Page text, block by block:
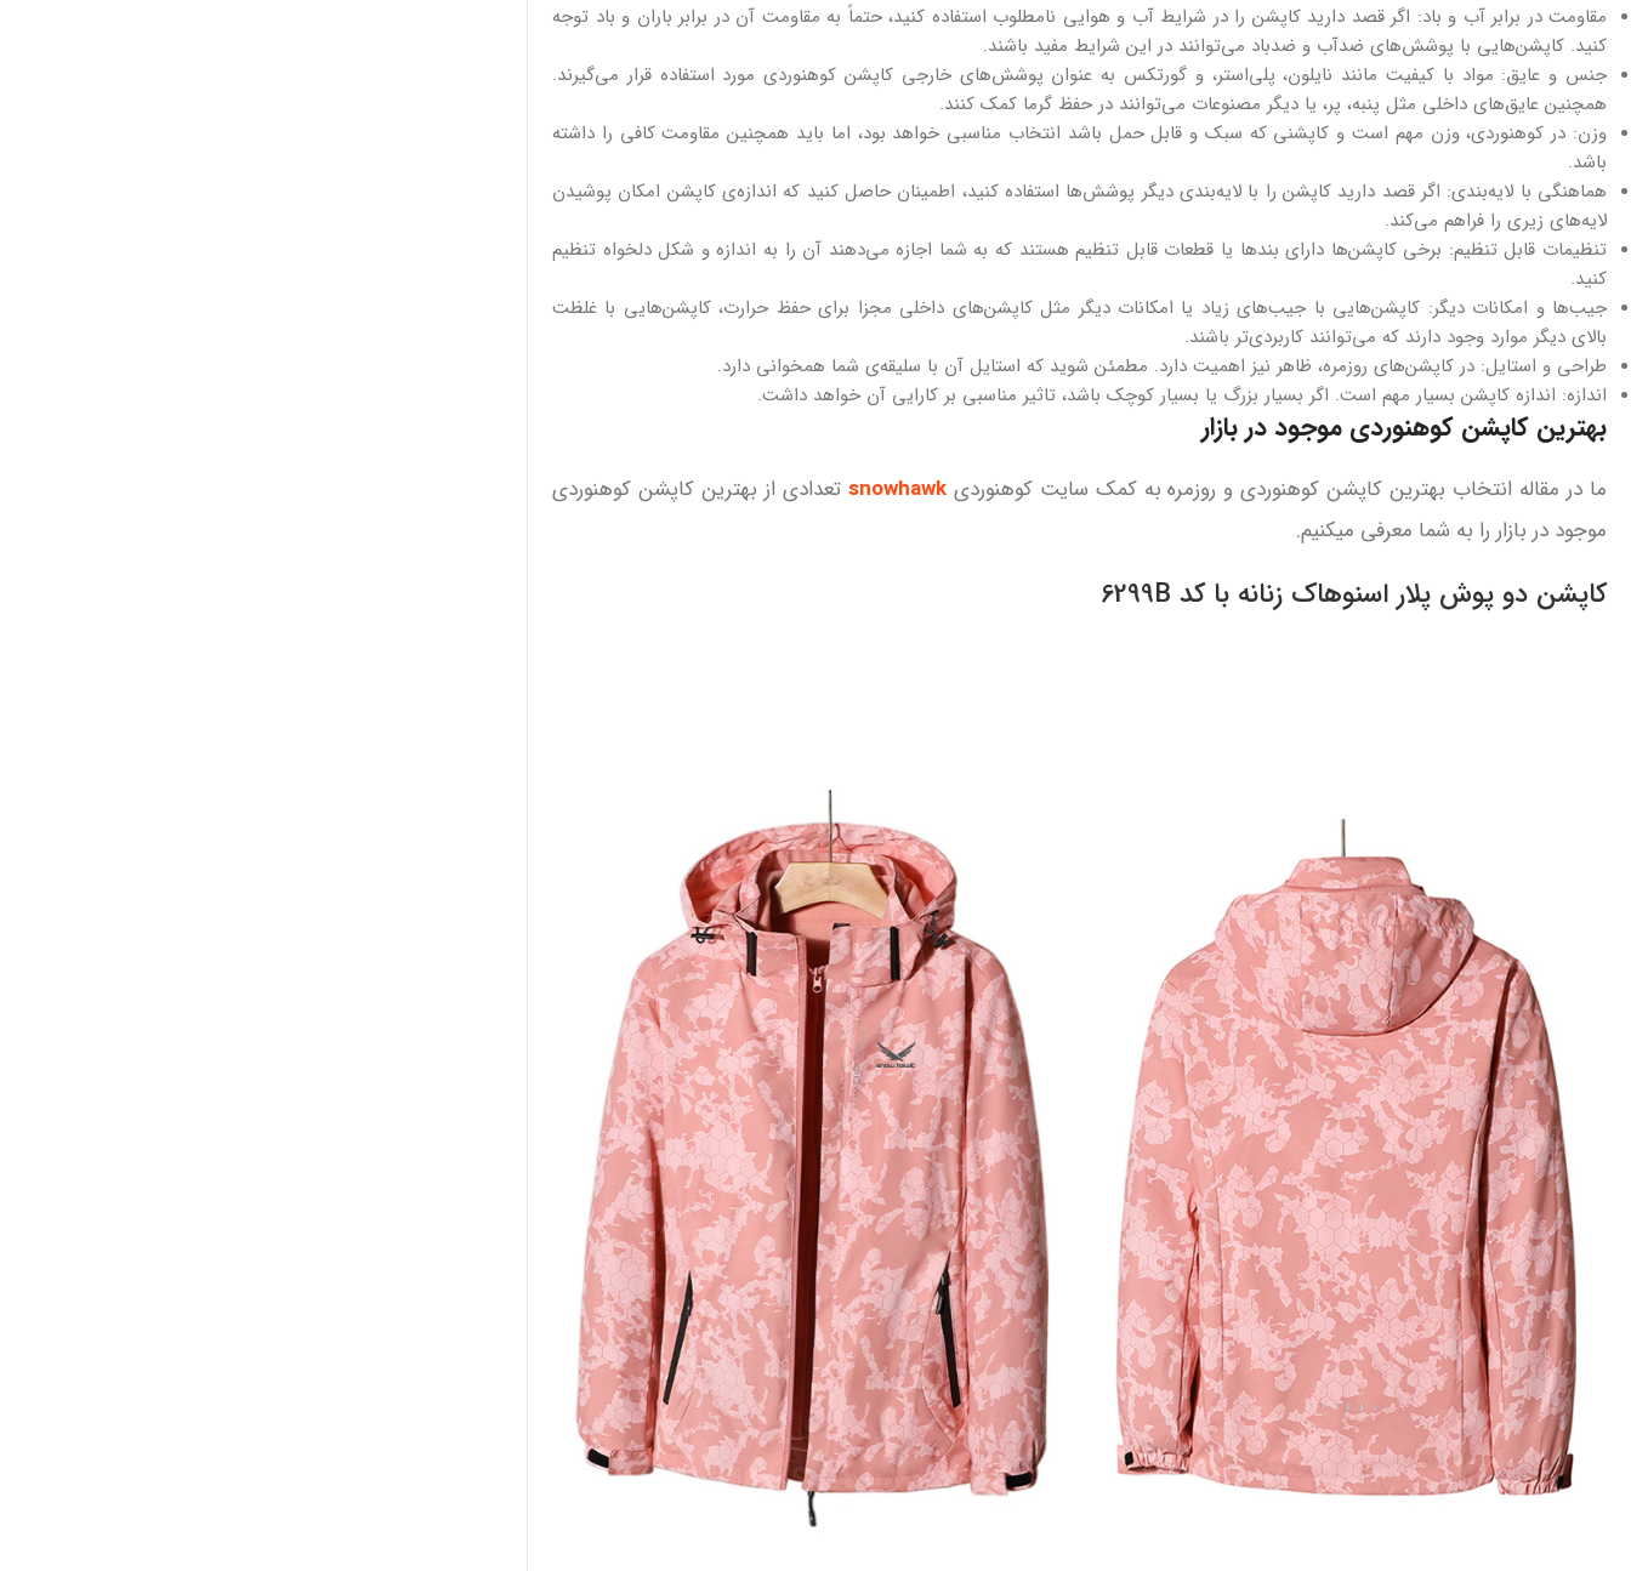
مقاومت در برابر آب و باد: اگر قصد دارید کاپشن را در شرایط آب و هوایی نامطلوب استفاده کنید، حتماً به مقاومت آن در برابر باران و باد توجه
کنید. کاپشن‌هایی با پوشش‌های ضدآب و ضدباد می‌توانند در این شرایط مفید باشند.
جنس و عایق: مواد با کیفیت مانند نایلون، پلی‌استر، و گورتکس به عنوان پوشش‌های خارجی کاپشن کوهنوردی مورد استفاده قرار می‌گیرند.
همچنین عایق‌های داخلی مثل پنبه، پر، یا دیگر مصنوعات می‌توانند در حفظ گرما کمک کنند.
وزن: در کوهنوردی، وزن مهم است و کاپشنی که سبک و قابل حمل باشد انتخاب مناسبی خواهد بود، اما باید همچنین مقاومت کافی را داشته
باشد.
هماهنگی با لایه‌بندی: اگر قصد دارید کاپشن را با لایه‌بندی دیگر پوشش‌ها استفاده کنید، اطمینان حاصل کنید که اندازه‌ی کاپشن امکان پوشیدن
لایه‌های زیری را فراهم می‌کند.
تنظیمات قابل تنظیم: برخی کاپشن‌ها دارای بندها یا قطعات قابل تنظیم هستند که به شما اجازه می‌دهند آن را به اندازه و شکل دلخواه تنظیم
کنید.
جیب‌ها و امکانات دیگر: کاپشن‌هایی با جیب‌های زیاد یا امکانات دیگر مثل کاپشن‌های داخلی مجزا برای حفظ حرارت، کاپشن‌هایی با غلظت
بالای دیگر موارد وجود دارند که می‌توانند کاربردی‌تر باشند.
طراحی و استایل: در کاپشن‌های روزمره، ظاهر نیز اهمیت دارد. مطمئن شوید که استایل آن با سلیقه‌ی شما همخوانی دارد.
اندازه: اندازه کاپشن بسیار مهم است. اگر بسیار بزرگ یا بسیار کوچک باشد، تاثیر مناسبی بر کارایی آن خواهد داشت.
بهترین کاپشن کوهنوردی موجود در بازار
ما در مقاله انتخاب بهترین کاپشن کوهنوردی و روزمره به کمک سایت کوهنوردیsnowhawk تعدادی از بهترین کاپشن کوهنوردی
موجود در بازار را به شما معرفی میکنیم.
کاپشن دو پوش پلار اسنوهاک زنانه با کد 6299B